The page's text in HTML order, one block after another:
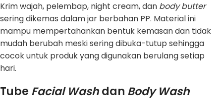
Krim wajah, pelembap, night cream, dan body butter
sering dikemas dalam jar berbahan PP. Material ini
mampu mempertahankan bentuk kemasan dan tidak
mudah berubah meski sering dibuka-tutup sehingga
cocok untuk produk yang digunakan berulang setiap
hari.
Tube Facial Washdan Body Wash